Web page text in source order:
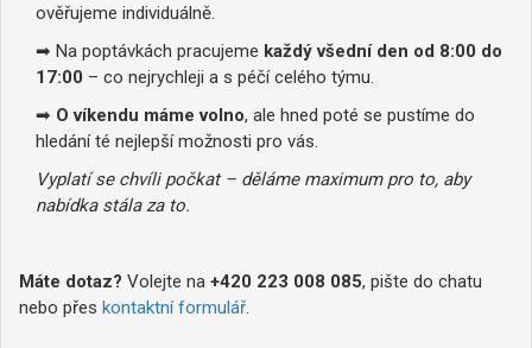
ověřujeme individuálně.
➡ Na poptávkách pracujeme každý všední den od 8:00 do
17:00 – co nejrychleji a s péčí celého týmu.
➡ O víkendu máme volno, ale hned poté se pustíme do
hledání té nejlepší možnosti pro vás.
Vyplatí se chvíli počkat – děláme maximum pro to, aby
nabídka stála za to.
Máte dotaz? Volejte na +420 223 008 085, pište do chatu
nebo přes kontaktní formulář.